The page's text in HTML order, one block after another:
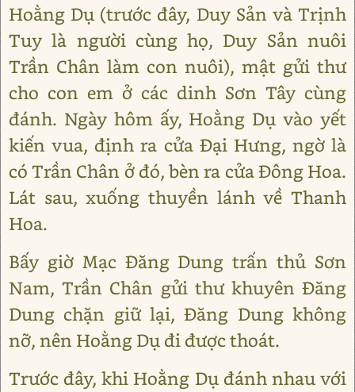
Hoằng Dụ (trước đây, Duy Sản và Trịnh
Tuy là người cùng họ, Duy Sản nuôi
Trần Chân làm con nuôi), mật gửi thư
cho con em ở các dinh Sơn Tây cùng
đánh. Ngày hôm ấy, Hoằng Dụ vào yết
kiến vua, định ra cửa Đại Hưng, ngờ là
có Trần Chân ở đó, bèn ra cửa Đông Hoa.
Lát sau, xuống thuyền lánh về Thanh
Hoa.
Bấy giờ Mạc Đăng Dung trấn thủ Sơn
Nam, Trần Chân gửi thư khuyên Đăng
Dung chặn giữ lại, Đăng Dung không
nỡ, nên Hoằng Dụ đi được thoát.
Trước đây, khi Hoằng Dụ đánh nhau với